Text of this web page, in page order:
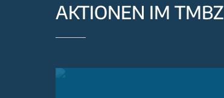
AKTIONEN IM TMBZ